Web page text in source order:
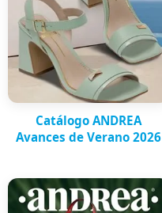
Catálogo ANDREA
Avances de Verano 2026